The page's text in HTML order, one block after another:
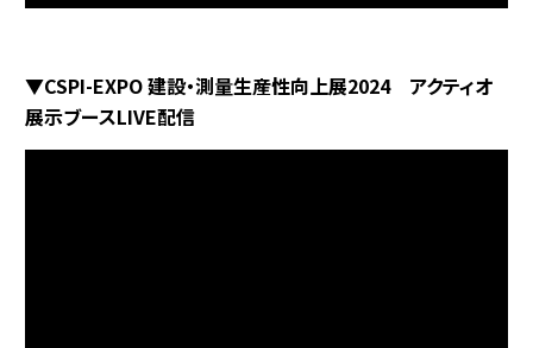
▼CSPI-EXPO 建設・測量生産性向上展2024 アクティオ
展示ブースLIVE配信